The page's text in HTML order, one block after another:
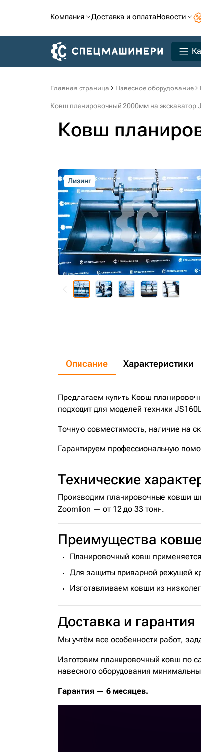
Компания Доставка и оплатаНовости
Главная страница Навесное оборудование
Ковш планировочный 2000мм на экскаватор
Ковш
Лизинг
Лизинг
Лизинг
Лизинг
Лизинг
Описание Характеристики
Предлагаем купить Ковш
подходит для моделей техники
Точную совместимость, наличие на
Гарантируем профессиональную
Технические
Производим планировочные ковши
Zoomlion — от 12 до 33 тонн.
Преимущества
Планировочный ковш
Для защиты приварной режущей
Изготавливаем ковши из
Доставка и гарантия
Мы учтём все особенности работ,
Изготовим планировочный ковш по
навесного оборудования
Гарантия — 6 месяцев.